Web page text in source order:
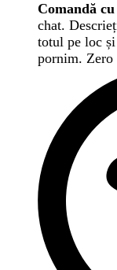
Comandă
chat.
totul pe loc
pornim. Zero